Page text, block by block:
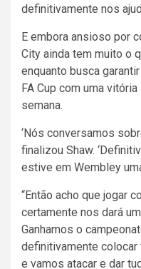
definitivamente nos
E embora ansioso por
City ainda tem muito o
enquanto busca
FA Cup com uma
semana.
‘Nós conversamos
finalizou Shaw.
estive em Wembley
“Então acho que jogar
certamente nos dará
Ganhamos o
definitivamente
e vamos atacar e dar